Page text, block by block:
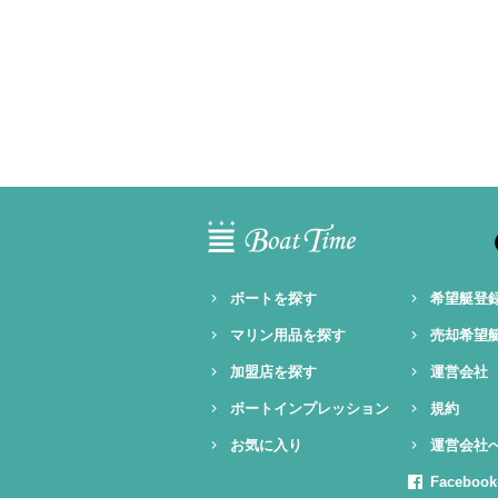
ボートを探す
マリン用品を探す
加盟店を探す
ボートインプレッション
お気に入り
希望艇登
売却希望
運営会社
規約
運営会社